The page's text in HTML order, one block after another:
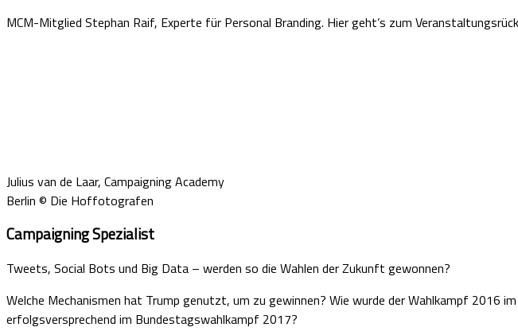
MCM-Mitglied Stephan Raif, Experte für Personal Branding. Hier geht’s zum
Julius van de Laar, Campaigning Academy
Berlin © Die Hoffotografen
Campaigning Spezialist
Tweets, Social Bots und Big Data – werden so die Wahlen der Zukunft gewonnen?
Welche Mechanismen hat Trump genutzt, um zu gewinnen? Wie wurde der Wahlkampf 2016
erfolgsversprechend im Bundestagswahlkampf 2017?